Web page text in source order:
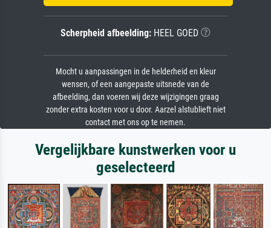
Scherpheid afbeelding: HEEL GOED
Mocht u aanpassingen in de helderheid en kleur
wensen, of een aangepaste uitsnede van de
afbeelding, dan voeren wij deze wijzigingen graag
zonder extra kosten voor u door. Aarzel alstublieft niet
contact met ons op te nemen.
Vergelijkbare kunstwerken voor u
geselecteerd